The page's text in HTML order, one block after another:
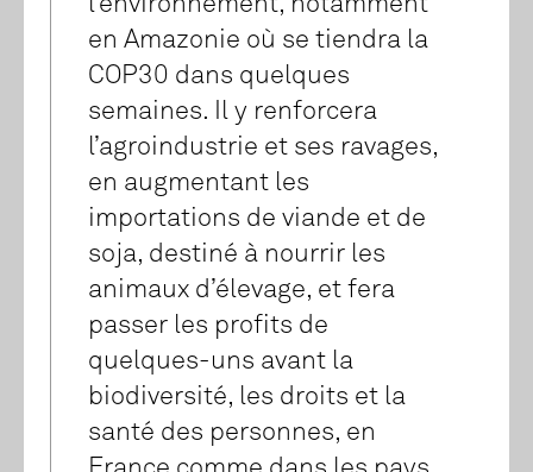
l’environnement, notamment
en Amazonie où se tiendra la
COP30 dans quelques
semaines. Il y renforcera
l’agroindustrie et ses ravages,
en augmentant les
importations de viande et de
soja, destiné à nourrir les
animaux d’élevage, et fera
passer les profits de
quelques-uns avant la
biodiversité, les droits et la
santé des personnes, en